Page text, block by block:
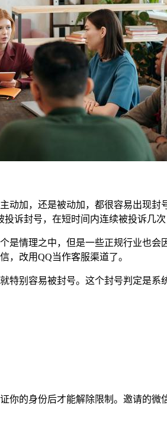
加，还是被动加，都很容易出现封
诉封号，在短时间内连续被投诉几次
情理之中，但是一些正规行业也
，改用QQ当作客服渠道了。
别容易被封号。这个封号判定是系
你的身份后才能解除限制。邀请的微